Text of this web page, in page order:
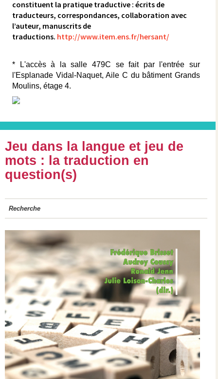
constituent la pratique traductive : écrits de
traducteurs, correspondances, collaboration avec
l’auteur, manuscrits de
traductions. http://www.item.ens.fr/hersant/
* L'accès à la salle 479C se fait par l'entrée sur
l'Esplanade Vidal-Naquet,Aile C du bâtiment Grands
Moulins, étage 4.
Jeu dans la langue et jeu de
mots : la traduction en
question(s)
Recherche